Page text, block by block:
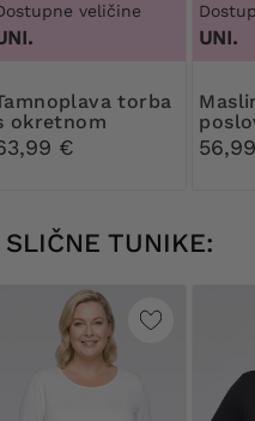
veličine
okretnom
€
UNI.
Maslinasta
SLIČNE TUNIKE: